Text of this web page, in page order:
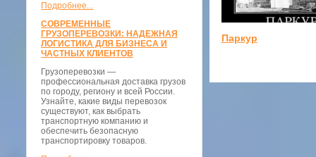
Подробнее...
СОВРЕМЕННЫЕ
ГРУЗОПЕРЕВОЗКИ: НАДЕЖНАЯ
ЛОГИСТИКА ДЛЯ БИЗНЕСА И
ЧАСТНЫХ КЛИЕНТОВ
Грузоперевозки —
профессиональная доставка грузов
по городу, региону и всей России.
Узнайте, какие виды перевозок
существуют, как выбрать
транспортную компанию и
обеспечить безопасную
транспортировку товаров.
Паркур